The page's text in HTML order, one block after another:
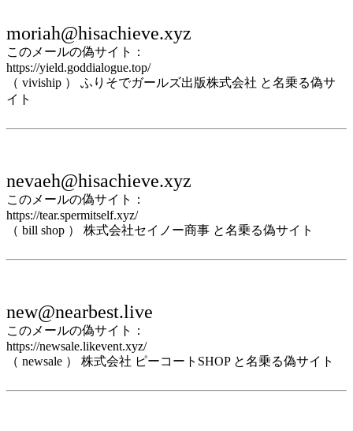
moriah@hisachieve.xyz
このメールの偽サイト：
https://yield.goddialogue.top/
（ viviship ） ふりそでガールズ出版株式会社 と名乗る偽サ
イト
nevaeh@hisachieve.xyz
このメールの偽サイト：
https://tear.spermitself.xyz/
（ bill shop ） 株式会社セイノー商事 と名乗る偽サイト
new@nearbest.live
このメールの偽サイト：
https://newsale.likevent.xyz/
（ newsale ） 株式会社 ピーコートSHOP と名乗る偽サイト